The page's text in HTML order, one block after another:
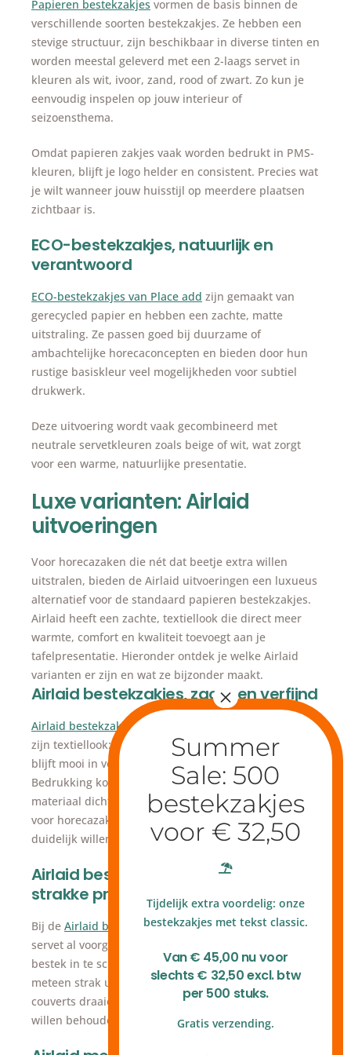
Papieren bestekzakjes vormen de basis binnen de
verschillende soorten bestekzakjes. Ze hebben een
stevige structuur, zijn beschikbaar in diverse tinten en
worden meestal geleverd met een 2-laags servet in
kleuren als wit, ivoor, zand, rood of zwart. Zo kun je
eenvoudig inspelen op jouw interieur of
seizoensthema.
Omdat papieren zakjes vaak worden bedrukt in PMS-
kleuren, blijft je logo helder en consistent. Precies wat
je wilt wanneer jouw huisstijl op meerdere plaatsen
zichtbaar is.
ECO-bestekzakjes, natuurlijk en
verantwoord
ECO-bestekzakjes van Place add zijn gemaakt van
gerecycled papier en hebben een zachte, matte
uitstraling. Ze passen goed bij duurzame of
ambachtelijke horecaconcepten en bieden door hun
rustige basiskleur veel mogelijkheden voor subtiel
drukwerk.
Deze uitvoering wordt vaak gecombineerd met
neutrale servetkleuren zoals beige of wit, wat zorgt
voor een warme, natuurlijke presentatie.
Luxe varianten: Airlaid
uitvoeringen
Voor horecazaken die nét dat beetje extra willen
uitstralen, bieden de Airlaid uitvoeringen een luxueus
alternatief voor de standaard papieren bestekzakjes.
Airlaid heeft een zachte, textiellook die direct meer
warmte, comfort en kwaliteit toevoegt aan je
tafelpresentatie. Hieronder ontdek je welke Airlaid
varianten er zijn en wat ze bijzonder maakt.
Airlaid bestekzakjes, zacht en verfijnd
Airlaid bestekzakjes van Place add
zijn textiellook: zacht, stevig en luxe. Deze variant
blijft mooi in vorm, zelfs tijdens langere diners.
Bedrukking komt extra scherp naar voren omdat het
materiaal dicht en vlak is, waardoor Airlaid ideaal is
voor horecazaken die hun huisstijl subtiel maar
duidelijk willen tonen.
Airlaid bestekvouw, sneller opdekken,
strakke presentatie
Bij de Airlaid bestekvouw van Place addzit het Airlaid-
servet al voorggevouwen. Hierdoor hoef je alleen het
bestek in te schuiven en ziet het eindresultaat er
meteen strak uit. Perfect voor restaurants die veel
couverts draaien of een uniforme tafelopstelling
willen behouden.
Tijdelijk extra voordelig: onze
bestekzakjes met tekst classic.
Van € 45,00 nu voor
slechts € 32,50 excl. btw
per 500 stuks.
Gratis verzending.